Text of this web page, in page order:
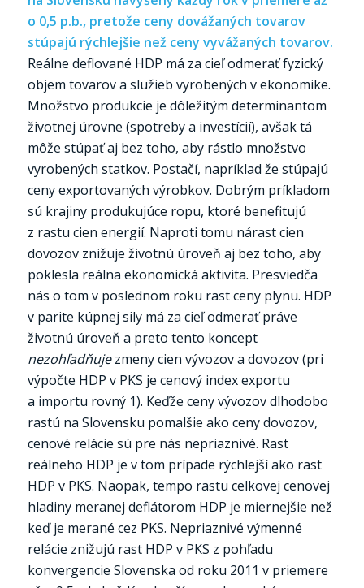
o 0,5 p.b., pretože ceny dovážaných tovarov
stúpajú rýchlejšie než ceny vyvážaných tovarov.
Reálne deflované HDP má za cieľ odmerať fyzický
objem tovarov a služieb vyrobených v ekonomike.
Množstvo produkcie je dôležitým determinantom
životnej úrovne (spotreby a investícií), avšak tá
môže stúpať aj bez toho, aby rástlo množstvo
vyrobených statkov. Postačí, napríklad že stúpajú
ceny exportovaných výrobkov. Dobrým príkladom
sú krajiny produkujúce ropu, ktoré benefitujú
z rastu cien energií. Naproti tomu nárast cien
dovozov znižuje životnú úroveň aj bez toho, aby
poklesla reálna ekonomická aktivita. Presviedča
nás o tom v poslednom roku rast ceny plynu. HDP
v parite kúpnej sily má za cieľ odmerať práve
životnú úroveň a preto tento koncept
nezohľadňujezmeny cien vývozov a dovozov (pri
výpočte HDP v PKS je cenový index exportu
a importu rovný 1). Keďže ceny vývozov dlhodobo
rastú na Slovensku pomalšie ako ceny dovozov,
cenové relácie sú pre nás nepriaznivé. Rast
reálneho HDP je v tom prípade rýchlejší ako rast
HDP v PKS. Naopak, tempo rastu celkovej cenovej
hladiny meranej deflátorom HDP je miernejšie než
keď je merané cez PKS. Nepriaznivé výmenné
relácie znižujú rast HDP v PKS z pohľadu
konvergencie Slovenska od roku 2011 v priemere